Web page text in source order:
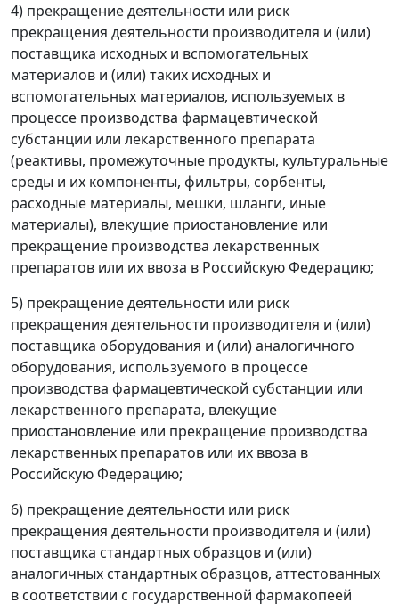
4) прекращение деятельности или риск
прекращения деятельности производителя и (или)
поставщика исходных и вспомогательных
материалов и (или) таких исходных и
вспомогательных материалов, используемых в
процессе производства фармацевтической
субстанции или лекарственного препарата
(реактивы, промежуточные продукты, культуральные
среды и их компоненты, фильтры, сорбенты,
расходные материалы, мешки, шланги, иные
материалы), влекущие приостановление или
прекращение производства лекарственных
препаратов или их ввоза в Российскую Федерацию;
5) прекращение деятельности или риск
прекращения деятельности производителя и (или)
поставщика оборудования и (или) аналогичного
оборудования, используемого в процессе
производства фармацевтической субстанции или
лекарственного препарата, влекущие
приостановление или прекращение производства
лекарственных препаратов или их ввоза в
Российскую Федерацию;
6) прекращение деятельности или риск
прекращения деятельности производителя и (или)
поставщика стандартных образцов и (или)
аналогичных стандартных образцов, аттестованных
в соответствии с государственной фармакопеей